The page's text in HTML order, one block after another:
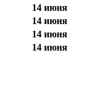
14 июня
14 июня
14 июня
14 июня